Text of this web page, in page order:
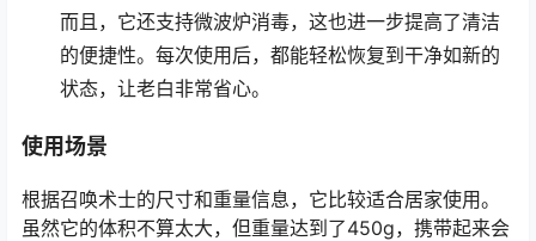
而且，它还支持微波炉消毒，这也进一步提高了清洁
的便捷性。每次使用后，都能轻松恢复到干净如新的
状态，让老白非常省心。
使用场景
根据召唤术士的尺寸和重量信息，它比较适合居家使用。
虽然它的体积不算太大，但重量达到了450g，携带起来会